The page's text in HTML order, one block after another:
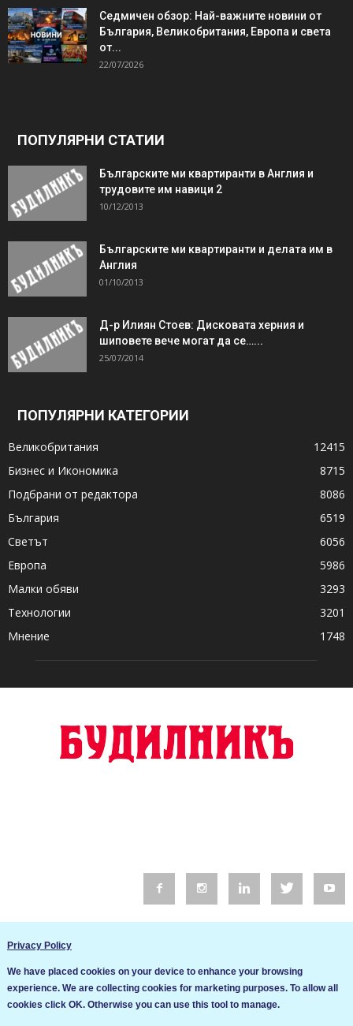
Седмичен обзор: Най-важните новини от
България, Великобритания, Европа и света
от...
22/07/2026
ПОПУЛЯРНИ СТАТИИ
Българските ми квартиранти в Англия и
трудовите им навици 2
10/12/2013
Българските ми квартиранти и делата им в
Англия
01/10/2013
Д-р Илиян Стоев: Дисковата херния и
шиповете вече могат да се…...
25/07/2014
ПОПУЛЯРНИ КАТЕГОРИИ
Великобритания
12415
Бизнес и Икономика
8715
Подбрани от редактора
8086
България
6519
Светът
6056
Европа
5986
Малки обяви
3293
Технологии
3201
Мнение
1748
Общи условия
Privacy Policy
We have placed cookies on your device to enhance your browsing
experience. We are collecting cookies for marketing purposes. To allow all
cookies click OK. Otherwise you can use this tool to manage.
Ние използваме бисквитки за да подобрим услугите си. Ако
продължите да посещавате този сайт, ние приемаме, че се